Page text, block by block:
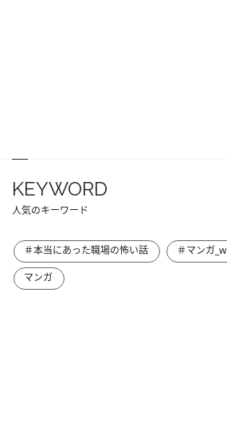
KEYWORD
人気のキーワード
＃本当にあった職場の怖い話 ＃マンガ_w
マンガ